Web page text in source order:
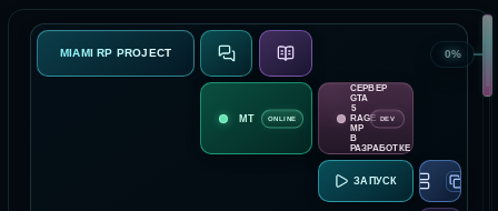
MIAMI RP PROJECT О ПРОЕКТЕ
ONLINE
СЕРВЕР
GTA
5
RAGE
MP
В
РАЗРАБОТКЕ
DEV
RAGE
0%